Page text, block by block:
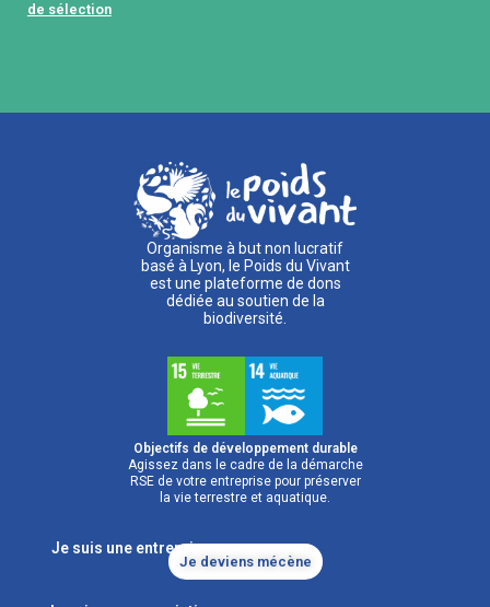
de sélection
Organisme à but non lucratif
basé à Lyon, le Poids du Vivant
est une plateforme de dons
dédiée au soutien de la
biodiversité.
Objectifs de développement durable
Agissez dans le cadre de la démarche
RSE de votre entreprise pour préserver
la vie terrestre et aquatique.
Je suis une entreprise
Je deviens mécène